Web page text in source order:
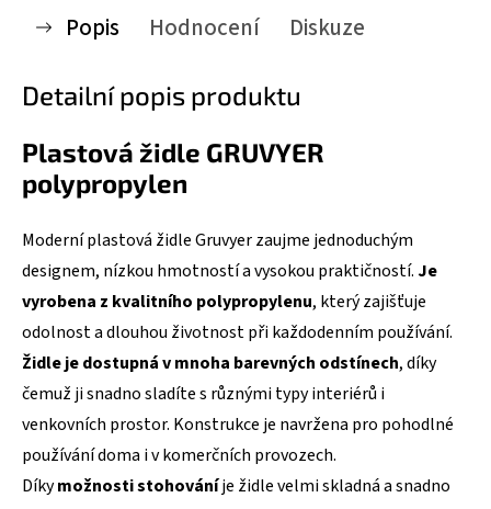
Popis Hodnocení Diskuze
Detailní popis produktu
Plastová židle GRUVYER
polypropylen
Moderní plastová židle Gruvyer zaujme jednoduchým
designem, nízkou hmotností a vysokou praktičností.Je
vyrobena z kvalitního polypropylenu, který zajišťuje
odolnost a dlouhou životnost při každodenním používání.
Židle je dostupná v mnoha barevných odstínech, díky
čemuž ji snadno sladíte s různými typy interiérů i
venkovních prostor. Konstrukce je navržena pro pohodlné
používání doma i v komerčních provozech.
Díkymožnosti stohováníje židle velmi skladná a snadno